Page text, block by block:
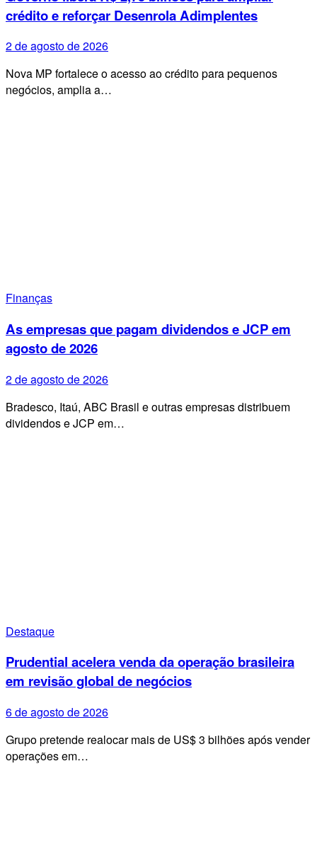
crédito e reforçar Desenrola Adimplentes
2 de agosto de 2026
Nova MP fortalece o acesso ao crédito para pequenos
negócios, amplia a…
Finanças
As empresas que pagam dividendos e JCP em
agosto de 2026
2 de agosto de 2026
Bradesco, Itaú, ABC Brasil e outras empresas distribuem
dividendos e JCP em…
Destaque
Prudential acelera venda da operação brasileira
em revisão global de negócios
6 de agosto de 2026
Grupo pretende realocar mais de US$ 3 bilhões após vender
operações em…